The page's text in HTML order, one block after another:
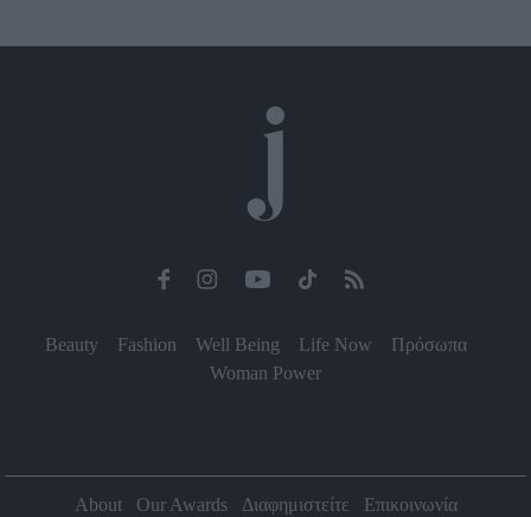
Beauty Fashion Well Being Life Now
Πρόσωπα
Woman Power
About Our Awards Διαφημιστείτε Επικοινωνία